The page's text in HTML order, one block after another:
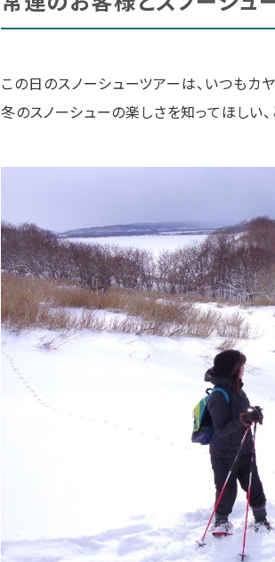
この日のスノーシューツアーは、いつも
冬のスノーシューの楽しさを知ってほしい